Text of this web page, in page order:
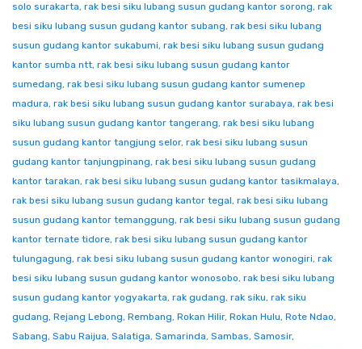
solo surakarta, rak besi siku lubang susun gudang kantor sorong, rak
besi siku lubang susun gudang kantor subang, rak besi siku lubang
susun gudang kantor sukabumi, rak besi siku lubang susun gudang
kantor sumba ntt, rak besi siku lubang susun gudang kantor
sumedang, rak besi siku lubang susun gudang kantor sumenep
madura, rak besi siku lubang susun gudang kantor surabaya, rak besi
siku lubang susun gudang kantor tangerang, rak besi siku lubang
susun gudang kantor tangjung selor, rak besi siku lubang susun
gudang kantor tanjungpinang, rak besi siku lubang susun gudang
kantor tarakan, rak besi siku lubang susun gudang kantor tasikmalaya,
rak besi siku lubang susun gudang kantor tegal, rak besi siku lubang
susun gudang kantor temanggung, rak besi siku lubang susun gudang
kantor ternate tidore, rak besi siku lubang susun gudang kantor
tulungagung, rak besi siku lubang susun gudang kantor wonogiri, rak
besi siku lubang susun gudang kantor wonosobo, rak besi siku lubang
susun gudang kantor yogyakarta, rak gudang, rak siku, rak siku
gudang, Rejang Lebong, Rembang, Rokan Hilir, Rokan Hulu, Rote Ndao,
Sabang, Sabu Raijua, Salatiga, Samarinda, Sambas, Samosir,